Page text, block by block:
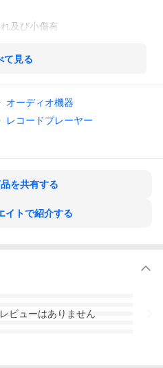
及び小傷有
ッジ)付
すが、出音に問題ございませ
ではございません。
る方のお引き取り限定と致しま
て見る
オーディオ機器
レコードプレーヤー
を共有する
イトで紹介する
ビューはありません